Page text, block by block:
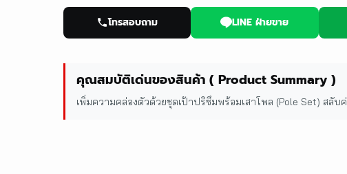
โทรสอบถาม LINE ฝ่ายขาย
คุณสมบัติเด่นของสินค้า ( Product Summary )
เพิ่มความคล่องตัวด้วยชุดเป้าปริซึมพร้อมเสาโพล (Pole Set) ส